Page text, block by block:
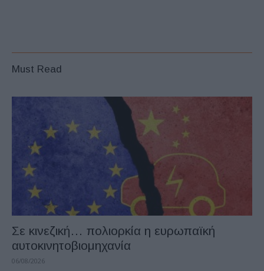
Must Read
Σε κινεζική… πολιορκία η ευρωπαϊκή
αυτοκινητοβιομηχανία
06/08/2026